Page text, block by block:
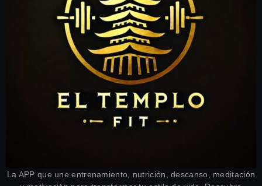
La APP que une entrenamiento, nutrición, descanso, meditación